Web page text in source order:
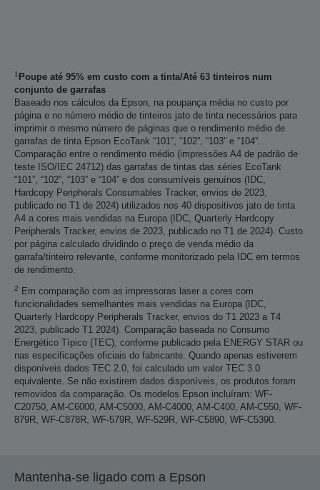
1 Poupe até 95% em custo com a tinta/Até 63 tinteiros num
conjunto de garrafas
Baseado nos cálculos da Epson, na poupança média no custo por
página e no número médio de tinteiros jato de tinta necessários para
imprimir o mesmo número de páginas que o rendimento médio de
garrafas de tinta Epson EcoTank “101”, “102”, “103” e “104”.
Comparação entre o rendimento médio (impressões A4 de padrão de
teste ISO/IEC 24712) das garrafas de tintas das séries EcoTank
“101”, “102”, “103” e “104” e dos consumíveis genuínos (IDC,
Hardcopy Peripherals Consumables Tracker, envios de 2023,
publicado no T1 de 2024) utilizados nos 40 dispositivos jato de tinta
A4 a cores mais vendidas na Europa (IDC, Quarterly Hardcopy
Peripherals Tracker, envios de 2023, publicado no T1 de 2024). Custo
por página calculado dividindo o preço de venda médio da
garrafa/tinteiro relevante, conforme monitorizado pela IDC em termos
de rendimento.
2
Em comparação com as impressoras laser a cores com
funcionalidades semelhantes mais vendidas na Europa (IDC,
Quarterly Hardcopy Peripherals Tracker, envios do T1 2023 a T4
2023, publicado T1 2024). Comparação baseada no Consumo
Energético Típico (TEC), conforme publicado pela ENERGY STAR ou
nas especificações oficiais do fabricante. Quando apenas estiverem
disponíveis dados TEC 2.0, foi calculado um valor TEC 3.0
equivalente. Se não existirem dados disponíveis, os produtos foram
removidos da comparação. Os modelos Epson incluíram: WF-
C20750, AM-C6000, AM-C5000, AM-C4000, AM-C400, AM-C550, WF-
879R, WF-C878R, WF-579R, WF-529R, WF-C5890, WF-C5390.
Mantenha-se ligado com a Epson